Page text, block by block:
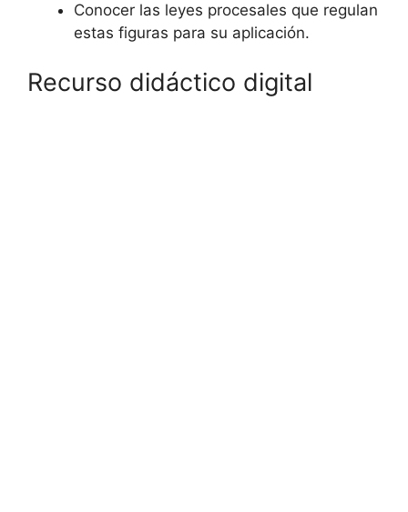
Conocer las leyes procesales que regulan
estas figuras para su aplicación.
Recurso didáctico digital